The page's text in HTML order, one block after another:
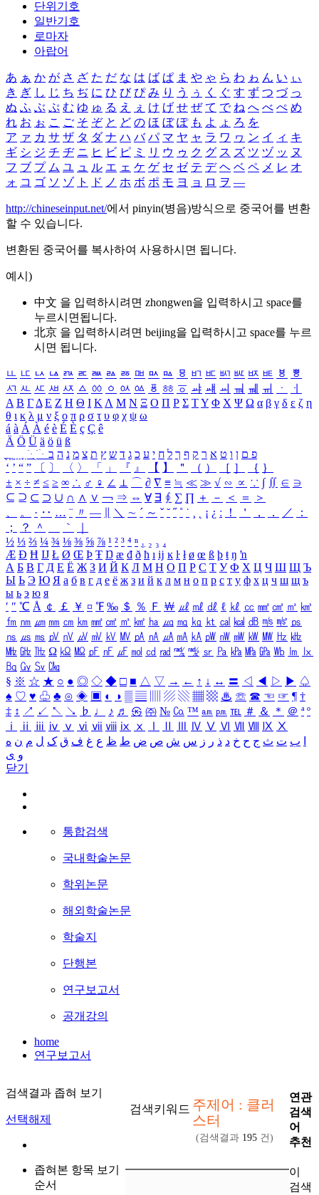
단위기호
일반기호
로마자
아랍어
あ ぁ か が さ ざ た だ な は ば ぱ ま や ゃ ら わ ゎ ん い ぃ
き ぎ し じ ち ぢ に ひ び ぴ み り う ぅ く ぐ す ず つ づ っ
ぬ ふ ぶ ぷ む ゆ ゅ る え ぇ け げ せ ぜ て で ね へ べ ぺ め
れ お ぉ こ ご そ ぞ と ど の ほ ぼ ぽ も よ ょ ろ を
ア ァ カ サ ザ タ ダ ナ ハ バ パ マ ヤ ャ ラ ワ ヮ ン イ ィ キ
ギ シ ジ チ ヂ ニ ヒ ビ ピ ミ リ ウ ゥ ク グ ス ズ ツ ヅ ッ ヌ
フ ブ プ ム ユ ュ ル エ ェ ケ ゲ セ ゼ テ デ ヘ ベ ペ メ レ オ
ォ コ ゴ ソ ゾ ト ド ノ ホ ボ ポ モ ヨ ョ ロ ヲ ―
http://chineseinput.net/에서 pinyin(병음)방식으로 중국어를 변환
할 수 있습니다.
변환된 중국어를 복사하여 사용하시면 됩니다.
예시)
中文 을 입력하시려면 zhongwen을 입력하시고 space를
누르시면됩니다.
北京 을 입력하시려면 beijing을 입력하시고 space를 누르
시면 됩니다.
ㅥ ㅦ ㅧ ㅨ ㅩ ㅪ ㅫ ㅬ ㅭ ㅮ ㅯ ㅰ ㅱ ㅲ ㅳ ㅴ ㅵ ㅶ ㅷ ㅸ
ㅹ
ㅺ ㅻ ㅼ ㅽ ㅾ ㅿ ㆀ ㆁ ㆂ ㆃ ㆄ ㆅ ㆆ ㆇ ㆈ ㆉ ㆊ ㆋ ㆌ ㆍ
ㆎ
Α Β ΓΔ Ε Ζ Η Θ Ι ΚΛ Μ Ν Ξ Ο Π Ρ Σ ΤΥ Φ Χ Ψ Ω α β γ δ ε ζ η
θ ι κ λ μ ν ξ ο π ρ σ τ υ φ χ ψ ω
á à Á À é è É È ç Ç ê
Ä Ö Ü ä ö ü ß
ִֶֹ ֻּ ׁׂ פ ם ן ו ט א ר ק ף ך ל ח י ע כ ג ד ש ץ ת צ מ נ ה ב
‘ ’ “ ” 〔 〕 〈 〉 「 」 『 』 【 】 ＂ （ ） ［ ］ ｛ ｝
± × ÷ ≠ ≤ ≥ ∞ ∴ ♂ ♀ ∠ ⊥ ⌒ ∂ ∇ ≡ ≒ ≪ ≫ √ ∽ ∝ ∵ ∫ ∬ ∈ ∋
⊆ ⊇ ⊂ ⊃ ∪ ∩ ∧ ∨ ￢ ⇒ ⇔ ∀ ∃ ∮ ∑ ∏ ＋ － ＜ ＝
＞
、
。 · ‥ … ¨ 〃 ― ＼ ∼ ´ ～ ˇ ˘ ˝ ˚ ˙ ¸ ¡ ¿ ː ！ ＇ ， ． ／
：
；
？ ＾ ｀
½ ⅓ ⅔ ¼ ¾ ⅛ ⅜ ⅝ ⅞ ¹ ² ³ ⁴ ⁿ ₁ ₂ ₃ ₄
Æ Ð Ħ Ĳ Ł Ø Œ Þ Ŧ Ŋ æ đ ð ħ ı ĳ ĸ ŀ ł ø œ ß þ ŧ ŋ ŉ
А Б В Г Д Е Ё Ж З И Й К Л М Н О П Р С Т У Ф Х Ц Ч Ш Щ Ъ
Ы Ь Э Ю Я а б в г д е ё ж з и й к л м н о п р с т у ф х ц ч ш щ ъ
ы ь э ю я
′ ″ ℃ Å ￠ ￡ ￥ ¤ ℉ ‰ ＄ ％ Ｆ ￦ ㎕ ㎖ ㎗ ℓ ㎘ ㏄ ㎣ ㎤ ㎥ ㎦
㎙ ㎚ ㎛ ㎜ ㎝ ㎞ ㎟ ㎠ ㎡ ㎢ ㏊ ㎍ ㎎ ㎏ ㏏ ㎈ ㎉ ㏈ ㎧ ㎨ ㎰
㎱ ㎲ ㎳ ㎴ ㎵ ㎶ ㎷ ㎸ ㎹ ㎀ ㎁ ㎂ ㎃ ㎄ ㎺ ㎻ ㎽ ㎾ ㎿ ㎐ ㎑
㎒ ㎓ ㎔ Ω ㏀ ㏁ ㎊ ㎋ ㎌ ㏖ ㏅ ㎭ ㎮ ㎯ ㏛ ㎩ ㎪ ㎫ ㎬ ㏝ ㏐
㏓
㏃ ㏉ ㏜ ㏆
§ ※ ☆ ★ ○ ● ◎ ◇ ◆ □ ■ △ ▽ → ← ↑ ↓ ↔ 〓 ◁ ◀ ▷ ▶ ♤
♠ ♡ ♥ ♧ ♣ ⊙ ◈ ▣ ◐ ◑ ▒ ▤ ▨ ▧ ▦ ▩ ♨ ☏ ☎ ☜ ☞ ¶ †
‡ ↕ ↗ ↙ ↖ ↘ ♭ ♩ ♪ ♬ ㉿ ㈜ № ㏇ ™ ㏂ ㏘ ℡ ＃ ＆ ＊ ＠ ª º
ⅰ
ⅱ ⅲ ⅳ ⅴ ⅵ ⅶ ⅷ ⅸ ⅹ Ⅳ Ⅴ Ⅵ Ⅶ Ⅷ Ⅸ Ⅹ
ب ت ث ج ح خ د ذ ر ز س ش ص ض ط ظ ع غ ف ق ک ل م ن ه
و ی
닫기
통합검색
국내학술논문
학위논문
해외학술논문
학술지
단행본
연구보고서
공개강의
home
연구보고서
검색결과 좁혀 보기
선택해제
좁혀본 항목 보기
순서
검색키워드 주제어 : 클러
스터
(검색결과 195 건)
연관
검색
어
추천
이
검색